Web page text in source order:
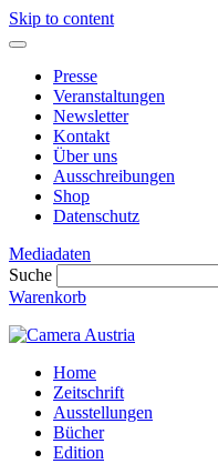
Skip to content
Presse
Veranstaltungen
Newsletter
Kontakt
Über uns
Ausschreibungen
Shop
Datenschutz
Mediadaten
Suche
Warenkorb
Home
Zeitschrift
Ausstellungen
Bücher
Edition